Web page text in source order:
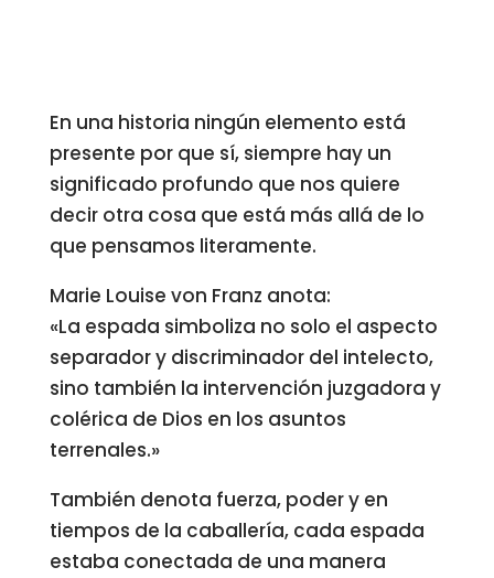
En una historia ningún elemento está
presente por que sí, siempre hay un
significado profundo que nos quiere
decir otra cosa que está más allá de lo
que pensamos literamente.
Marie Louise von Franz anota:
«La espada simboliza no solo el aspecto
separador y discriminador del intelecto,
sino también la intervención juzgadora y
colérica de Dios en los asuntos
terrenales.»
También denota fuerza, poder y en
tiempos de la caballería, cada espada
estaba conectada de una manera